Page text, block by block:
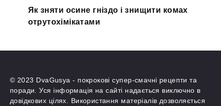
Як зняти осине гніздо і знищити комах
отрутохімікатами
© 2023 DvaGusya - покрокові супер-смачні рецепти та
поради. Уся інформація на сайті надається виключно в
довідкових цілях. Використання матеріалів дозволяється